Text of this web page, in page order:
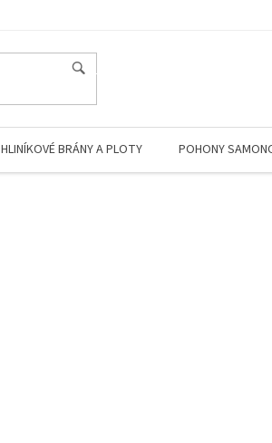
HLINÍKOVÉ BRÁNY A PLOTY POHONY